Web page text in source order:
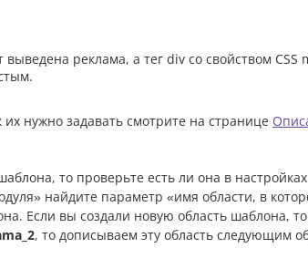
реклама, а тег div со свойством
нужно задавать смотрите на странице
то проверьте есть ли она в
найдите параметр «имя области, в
Если вы создали новую область шаблона,
, то дописываем эту область следующим